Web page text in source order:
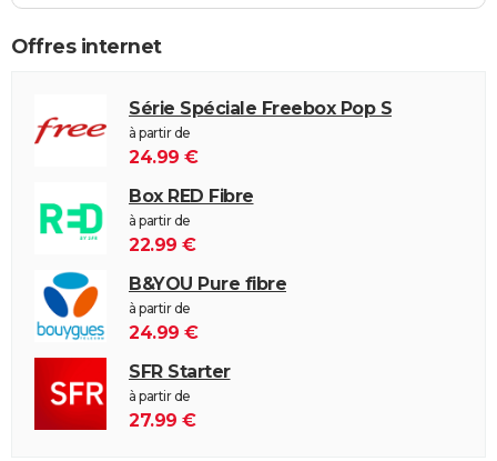
Offres internet
Série Spéciale Freebox Pop S
à partir de
24.99 €
Box RED Fibre
à partir de
22.99 €
B&YOU Pure fibre
à partir de
24.99 €
SFR Starter
à partir de
27.99 €